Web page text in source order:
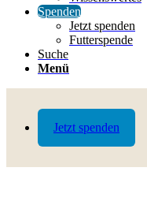
Jetzt spenden
Spenden
Jetzt spenden
Futterspende
Suche
Menü